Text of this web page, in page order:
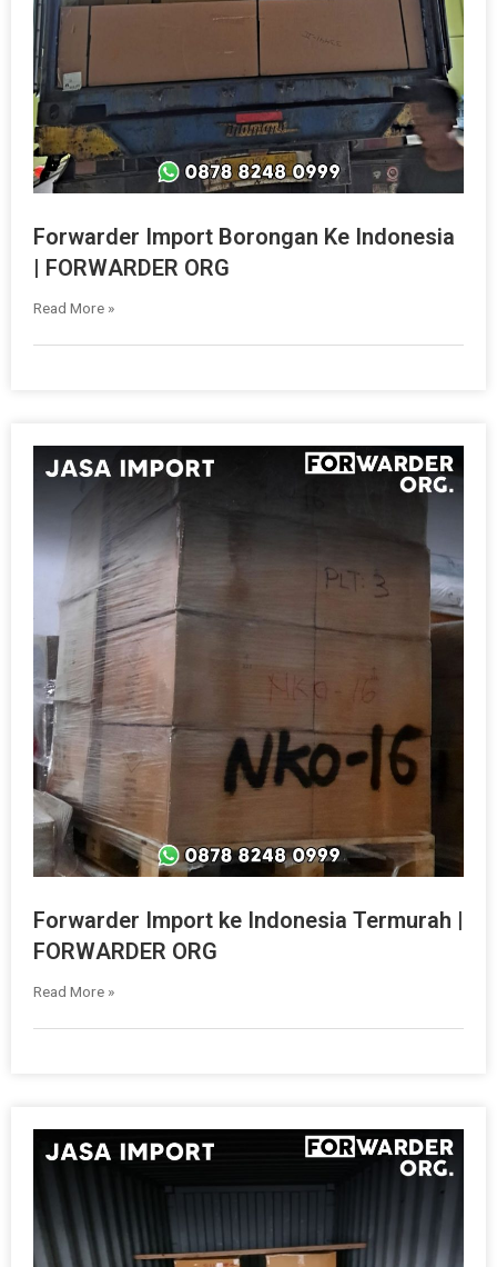
Forwarder Import Borongan Ke Indonesia
| FORWARDER ORG
Read More »
Forwarder Import ke Indonesia Termurah |
FORWARDER ORG
Read More »